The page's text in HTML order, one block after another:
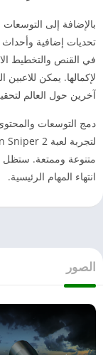
تحديات إضافية وأحداث
في القنص والتخطيط
لإكمالها. يمكن
آخرين حول العالم
دمج التوسعات
متنوعة وممتعة. ستظل
انتهاء المهام الرئيسية.
الصور